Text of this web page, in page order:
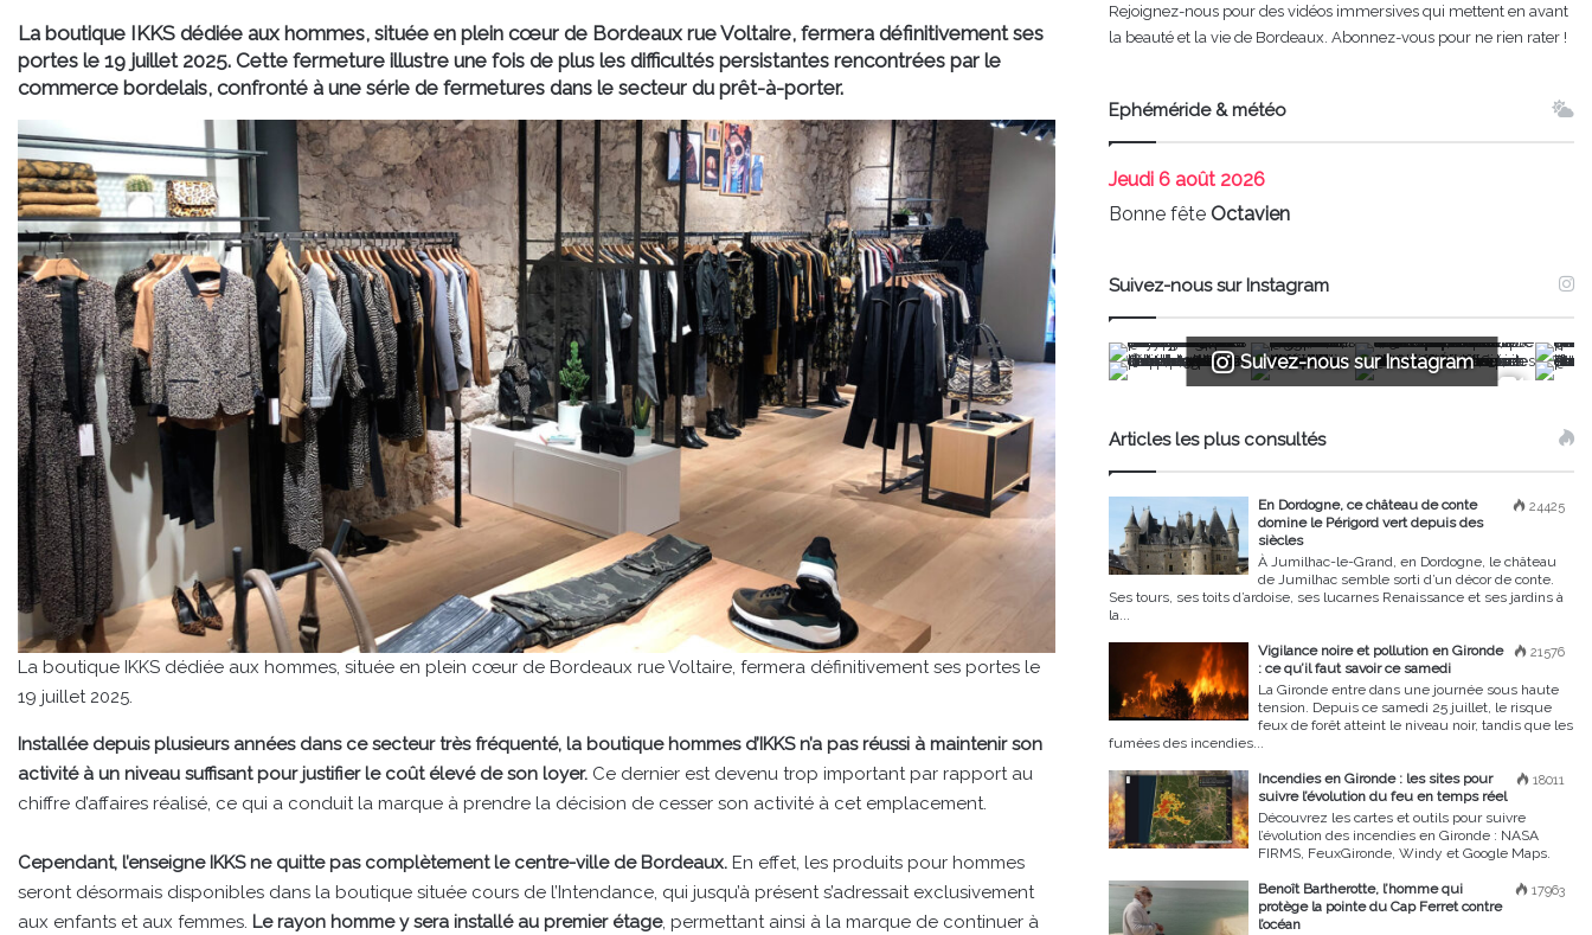
La boutique IKKS dédiée aux hommes, située en plein cœur de Bordeaux rue Voltaire, fermera définitivement ses
portes le 19 juillet 2025. Cette fermeture illustre une fois de plus les difficultés persistantes rencontrées par le
commerce bordelais, confronté à une série de fermetures dans le secteur du prêt-à-porter.
La boutique IKKS dédiée aux hommes, située en plein cœur de Bordeaux rue Voltaire, fermera définitivement ses portes le
19 juillet 2025.
Installée depuis plusieurs années dans ce secteur très fréquenté, la boutique hommes d’IKKS n’a pas réussi à maintenir son
activité à un niveau suffisant pour justifier le coût élevé de son loyer. Ce dernier est devenu trop important par rapport au
chiffre d’affaires réalisé, ce qui a conduit la marque à prendre la décision de cesser son activité à cet emplacement.
Cependant, l’enseigne IKKS ne quitte pas complètement le centre-ville de Bordeaux. En effet, les produits pour hommes
seront désormais disponibles dans la boutique située cours de l’Intendance, qui jusqu’à présent s’adressait exclusivement
aux enfants et aux femmes. Le rayon homme y sera installé au premier étage, permettant ainsi à la marque de continuer à
Rejoignez-nous pour des vidéos immersives qui mettent en avant
la beauté et la vie de Bordeaux. Abonnez-vous pour ne rien rater !
Ephéméride & météo
Jeudi 6 août 2026
Bonne fête Octavien
Suivez-nous sur Instagram
Suivez-nous sur Instagram
Articles les plus consultés
24425
En Dordogne, ce château de conte
domine le Périgord vert depuis des
siècles
À Jumilhac-le-Grand, en Dordogne, le château
de Jumilhac semble sorti d’un décor de conte.
Ses tours, ses toits d’ardoise, ses lucarnes Renaissance et ses jardins à
la...
21576
Vigilance noire et pollution en Gironde
: ce qu’il faut savoir ce samedi
La Gironde entre dans une journée sous haute
tension. Depuis ce samedi 25 juillet, le risque
feux de forêt atteint le niveau noir, tandis que les
fumées des incendies...
18011
Incendies en Gironde : les sites pour
suivre l’évolution du feu en temps réel
Découvrez les cartes et outils pour suivre
l’évolution des incendies en Gironde : NASA
FIRMS, FeuxGironde, Windy et Google Maps.
17963
Benoît Bartherotte, l’homme qui
protège la pointe du Cap Ferret contre
l’océan